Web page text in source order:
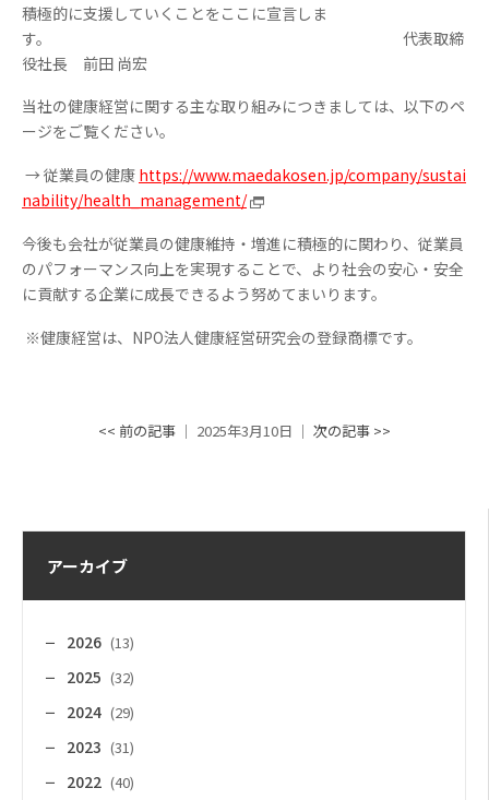
アーカイブ
2026 (13)
2025 (32)
2024 (29)
2023 (31)
2022 (40)
積極的に⽀援していくことをここに宣⾔しま
す。 代表取締
役社長 前田 尚宏
当社の健康経営に関する主な取り組みにつきましては、以下のペ
ージをご覧ください。
→ 従業員の健康 https://www.maedakosen.jp/company/sustai
nability/health_management/
今後も会社が従業員の健康維持・増進に積極的に関わり、従業員
のパフォーマンス向上を実現することで、より社会の安⼼・安全
に貢献する企業に成⻑できるよう努めてまいります。
※健康経営は、NPO法人健康経営研究会の登録商標です。
<< 前の記事 │ 2025年3月10日 │ 次の記事 >>